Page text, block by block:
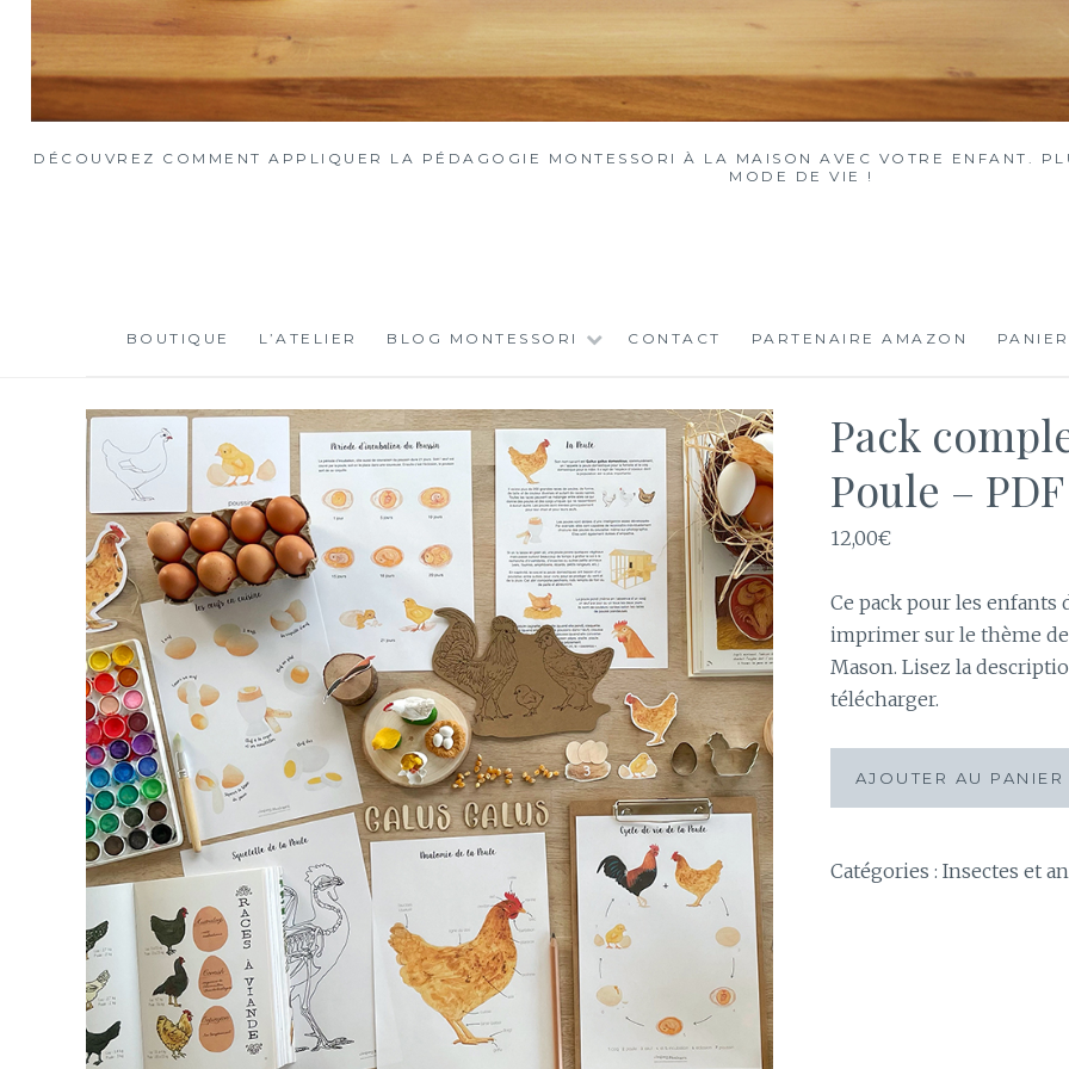
DÉCOUVREZ COMMENT APPLIQUER LA PÉDAGOGIE MONTESSORI À LA MAISON AVEC VOTRE ENFANT.
MODE DE VIE !
BOUTIQUE L’ATELIER BLOG MONTESSORI CONTACT PARTENAIRE AMAZON
Pack
Poule –
12,00€
Ce pack pour les enfants
imprimer sur le thème
Mason. Lisez la
télécharger.
complet
AJOUTER AU PANIER
Catégories : Insectes et